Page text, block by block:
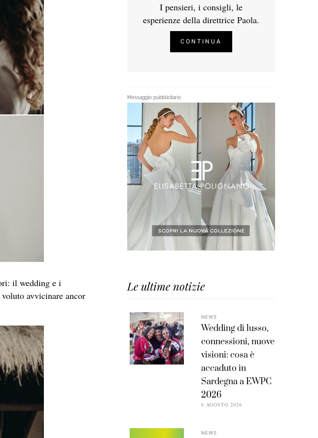
il wedding e i
voluto avvicinare ancor
I pensieri, i consigli, le
esperienze della direttrice Paola.
CONTINUA
Messaggio pubblicitario
Le ultime notizie
NEWS
Wedding di lusso,
connessioni, nuove
visioni: cosa è
accaduto in
Sardegna a EWPC
2026
6 AGOSTO 2026
NEWS